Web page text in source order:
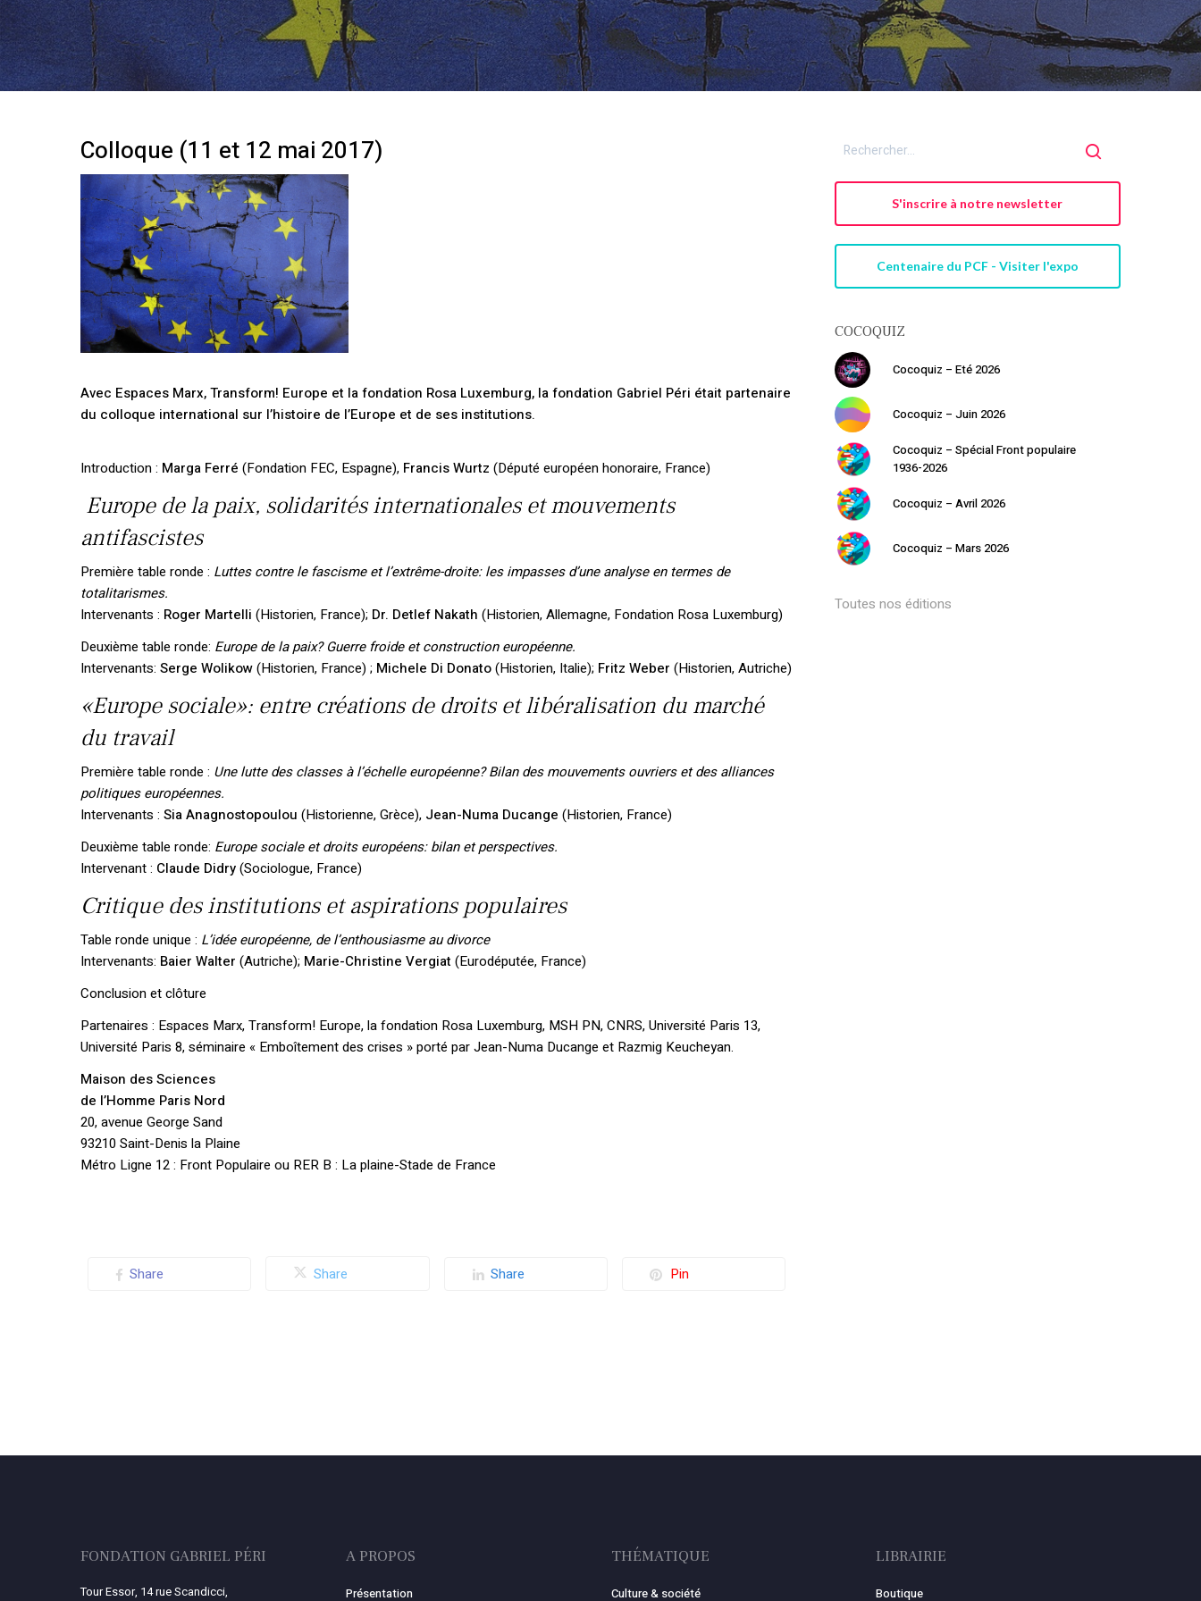
Colloque (11 et 12 mai 2017)
Avec Espaces Marx, Transform! Europe et la fondation Rosa Luxemburg, la fondation Gabriel Péri était partenaire
du colloque international sur l’histoire de l’Europe et de ses institutions.
Introduction : Marga Ferré (Fondation FEC, Espagne), Francis Wurtz (Député européen honoraire, France)
Europe de la paix, solidarités internationales et mouvements
antifascistes
Première table ronde : Luttes contre le fascisme et l’extrême-droite: les impasses d’une analyse en termes de
totalitarismes.
Intervenants : Roger Martelli (Historien, France); Dr. Detlef Nakath (Historien, Allemagne, Fondation Rosa Luxemburg)
Deuxième table ronde: Europe de la paix? Guerre froide et construction européenne.
Intervenants: Serge Wolikow(Historien, France) ; Michele Di Donato(Historien, Italie); Fritz Weber (Historien, Autriche)
«Europe sociale»: entre créations de droits et libéralisation du marché
du travail
Première table ronde : Une lutte des classes à l’échelle européenne? Bilan des mouvements ouvriers et des alliances
politiques européennes.
Intervenants : Sia Anagnostopoulou (Historienne, Grèce), Jean-Numa Ducange (Historien, France)
Deuxième table ronde: Europe sociale et droits européens: bilan et perspectives.
Intervenant : Claude Didry(Sociologue, France)
Critique des institutions et aspirations populaires
Table ronde unique : L’idée européenne, de l’enthousiasme au divorce
Intervenants: Baier Walter (Autriche); Marie-Christine Vergiat (Eurodéputée, France)
Conclusion et clôture
Partenaires : Espaces Marx, Transform! Europe, la fondation Rosa Luxemburg, MSH PN, CNRS, Université Paris 13,
Université Paris 8, séminaire « Emboîtement des crises » porté par Jean-Numa Ducange et Razmig Keucheyan.
Maison des Sciences
de l’Homme Paris Nord
20, avenue George Sand
93210 Saint-Denis la Plaine
Métro Ligne 12 : Front Populaire ou RER B : La plaine-Stade de France
Share Share Share Pin
S'inscrire à notre newsletter
Centenaire du PCF - Visiter l'expo
COCOQUIZ
Cocoquiz – Eté 2026
Cocoquiz – Juin 2026
Cocoquiz – Spécial Front populaire
1936-2026
Cocoquiz – Avril 2026
Cocoquiz – Mars 2026
Toutes nos éditions
FONDATION GABRIEL PÉRI
Tour Essor, 14 rue Scandicci,
A PROPOS
Présentation
THÉMATIQUE
Culture & société
LIBRAIRIE
Boutique